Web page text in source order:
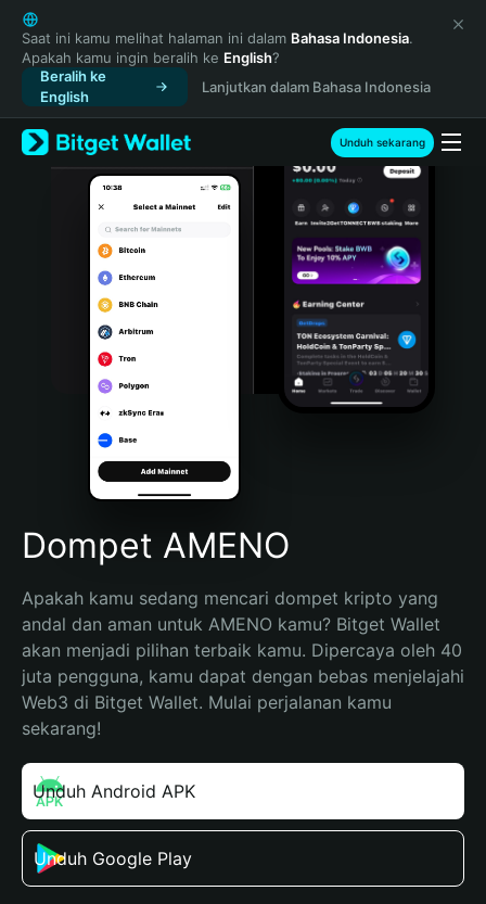
English
日本語
Tiếng Việt
Русский
Español (Latinoamérica)
Türkçe
Italiano
Português (Portugal)
Bahasa Indonesia
Português (Brasil)
Español (Argentina)
Saat ini kamu melihat halaman ini dalam Bahasa Indonesia.
Apakah kamu ingin beralih ke English?
Beralih ke
English
Lanjutkan dalam Bahasa Indonesia
Unduh sekarang
Dompet AMENO
Apakah kamu sedang mencari dompet kripto yang
andal dan aman untuk AMENO kamu? Bitget Wallet
akan menjadi pilihan terbaik kamu. Dipercaya oleh 40
juta pengguna, kamu dapat dengan bebas menjelajahi
Web3 di Bitget Wallet. Mulai perjalanan kamu
sekarang!
Unduh Android APK
Unduh Google Play